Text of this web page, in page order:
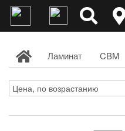
Ламинат CBM